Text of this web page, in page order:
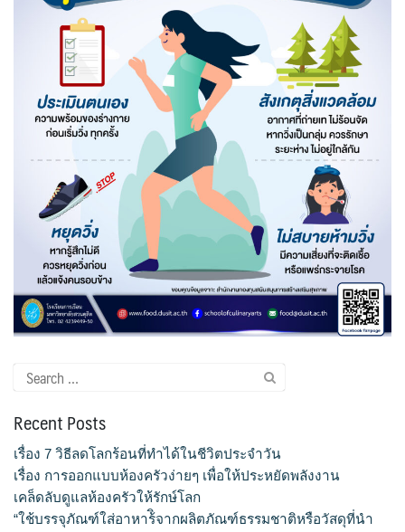
main3
Sample Page
การจัดการความรู้ (KM)
ข้อมูลติดต่อและการเดินทาง
ขั้นตอน/แนวทางการปฏิบัติงาน
คณะกรรมการประจำโรงเรียนการเรือน
คลิปสาระเทคนิคสไตส์การเรือน
คลิปเทคนิคการทำอาหารง่าย ๆ สไตล์เด็กหอ
ค่าเล่าเรียน
ค่าเล่าเรียน
คำถามที่พบบ่อย
คำสั่งแต่งตั้งคณะกรรมการด้านต่าง ๆ
Search
for:
Recent Posts
เรื่อง 7 วิธีลดโลกร้อนที่ทำได้ในชีวิตประจำวัน
เรื่อง การออกแบบห้องครัวง่ายๆ เพื่อให้ประหยัดพลังงาน
เคล็ดลับดูแลห้องครัวให้รักษ์โลก
“ใช้บรรจุภัณฑ์ใส่อาหาร้ิจากผลิตภัณฑ์ธรรมชาติหรือวัสดุที่นำ